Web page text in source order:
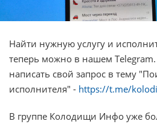
Найти нужную услугу и
теперь можно в нашем Telegram.
написать свой запрос в тему
исполнителя" - https://t.me/
В группе Колодищи Инфо уже